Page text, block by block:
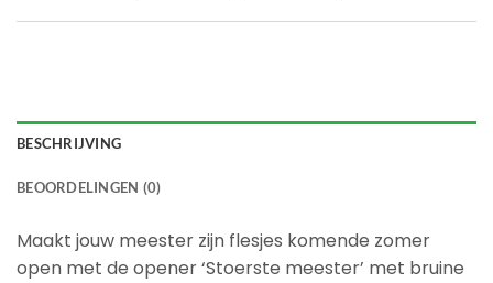
BESCHRIJVING
BEOORDELINGEN (0)
Maakt jouw meester zijn flesjes komende zomer
open met de opener ‘Stoerste meester’ met bruine